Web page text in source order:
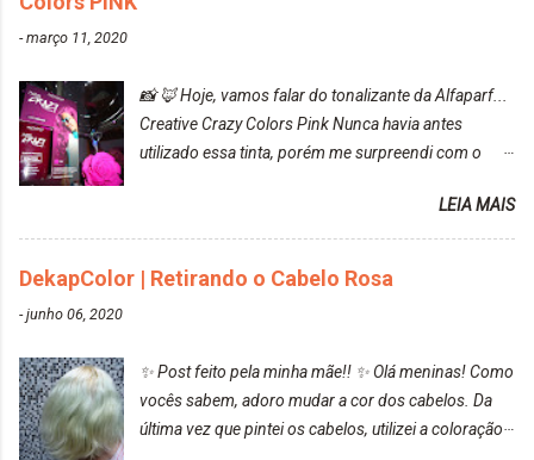
-março 11, 2020
📸 🦊 Hoje, vamos falar do tonalizante da Alfaparf...
Creative Crazy Colors Pink Nunca havia antes
utilizado essa tinta, porém me surpreendi com o
turquesa (meio desbotado), e após a utilização meu
cabelo ficou roxo com mechinhas azul, rosa e meio
cinza... FICOU LINDOOOOO!!! Cabelo antes: Cabelo
depois: Bom, sobre a tinta, eu achei ela muito liquida,
tinta ficava manchado. Meu banheiro inteiro ficou
rosa, minha mão, meu corpo todo, porém, ela tem
uma fixação muito boa (Deu para perceber kkk) Sem
LEIA MAIS
DekapColor | Retirando o Cabelo Rosa
-junho 06, 2020
✨ Post feito pela minha mãe!! ✨ Olá meninas! Como
vocês sabem, adoro mudar a cor dos cabelos. Da
última vez que pintei os cabelos, utilizei a coloração